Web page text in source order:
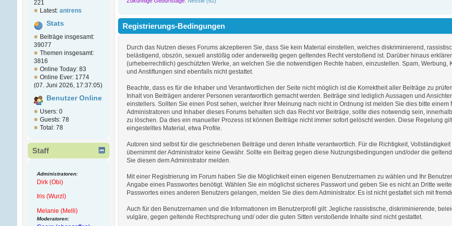
221
Latest: antrens
Stats
Beiträge insgesamt:
39077
Themen insgesamt:
3816
Online Today: 83
Online Ever: 1774
(07. Juni 2026, 17:37:05)
Benutzer Online
Users: 0
Guests: 78
Total: 78
Staff
Administratoren:
Dirk (Obi)
Iris (Wurzl)
Melanie (Melli)
Moderatoren:
Registrierungs-Bedingungen
Durch das Nutzen dieses Forums akzeptieren Sie, dass Sie kein Material einstellen, welches diskriminierend,
belästigend, obszön, sexuell anstößig oder anderweitig gegen geltendes Recht verstoßend ist. Darüber hinaus
(urheberrechtlich) geschützten Werke, an welchen Sie die notwendigen Rechte haben, einzustellen. Spam, Werbung,
und Anstiftungen sind ebenfalls nicht gestattet.
Beachte, dass es für die Inhaber und Verantwortlichen der Seite nicht möglich ist die Korrektheit aller Beiträge zu
Inhalt von Beiträgen anderer Personen verantwortlich gemacht werden. Beiträge sind lediglich Aussagen und
einstellers. Sollten Sie einen Post sehen, welcher Ihrer Meinung nach nicht in Ordnung ist melden Sie dies bitte einem
Administratoren und Inhaber dieses Forums behalten sich das Recht vor Beiträge, sollte dies notwendig sein,
zu löschen. Da dies ein manueller Prozess ist können Beiträge nicht immer sofort gelöscht werden. Diese Regelung
eingestelltes Material, etwa Profile.
Autoren sind selbst für die geschriebenen Beiträge und deren Inhalte verantwortlich. Für die Richtigkeit,
übernimmt der Administrator keine Gewähr. Sollte ein Beitrag gegen diese Nutzungsbedingungen und/oder die
Sie diesen dem Administrator melden.
Mit einer Registrierung im Forum haben Sie die Möglichkeit einen eigenen Benutzernamen zu wählen und Ihr
Angabe eines Passwortes benötigt. Wählen Sie ein möglichst sicheres Passwort und geben Sie es nicht an Dritte
Passwortes eines anderen Benutzers gelangen, melden Sie dies dem Administrator. Es ist nicht gestattet sich mit
Auch für den Benutzernamen und die Informationen im Benutzerprofil gilt: Jegliche rassistische, diskriminierende,
vulgäre, gegen geltende Rechtsprechung und/ oder die guten Sitten verstoßende Inhalte sind nicht gestattet.